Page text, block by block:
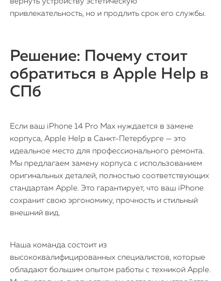
Watch
iMac
Mac Mini
Контакты
Статьи
привлекательность, но и продлить срок его службы.
Решение: Почему стоит
обратиться в Apple Help в
СПб
Если ваш iPhone 14 Pro Max нуждается в замене
корпуса, Apple Help в Санкт-Петербурге — это
идеальное место для профессионального ремонта.
Мы предлагаем замену корпуса с использованием
оригинальных деталей, полностью соответствующих
стандартам Apple. Это гарантирует, что ваш iPhone
сохранит свою эргономику, прочность и стильный
внешний вид.
Наша команда состоит из
высококвалифицированных специалистов, которые
обладают большим опытом работы с техникой Apple.